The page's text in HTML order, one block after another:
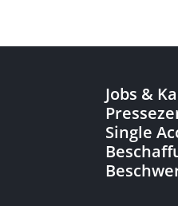
Jobs &
Single